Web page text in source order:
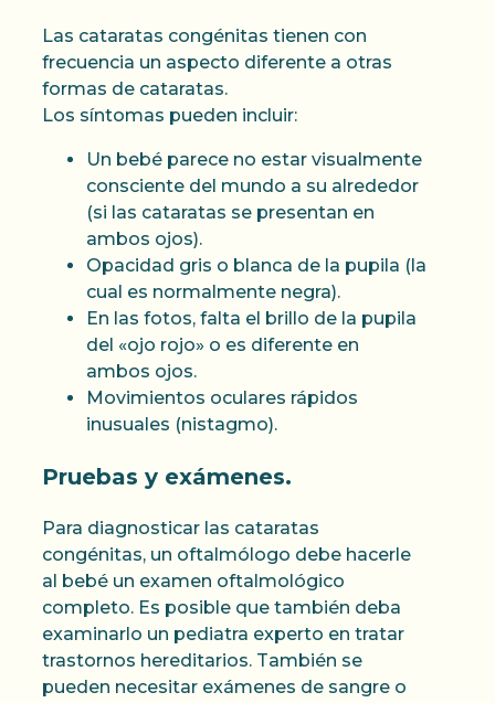
Las cataratas congénitas tienen con
frecuencia un aspecto diferente a otras
formas de cataratas.
Los síntomas pueden incluir:
Un bebé parece no estar visualmente
consciente del mundo a su alrededor
(si las cataratas se presentan en
ambos ojos).
Opacidad gris o blanca de la pupila (la
cual es normalmente negra).
En las fotos, falta el brillo de la pupila
del «ojo rojo» o es diferente en
ambos ojos.
Movimientos oculares rápidos
inusuales (nistagmo).
Pruebas y exámenes.
Para diagnosticar las cataratas
congénitas, un oftalmólogo debe hacerle
al bebé un examen oftalmológico
completo. Es posible que también deba
examinarlo un pediatra experto en tratar
trastornos hereditarios. También se
pueden necesitar exámenes de sangre o